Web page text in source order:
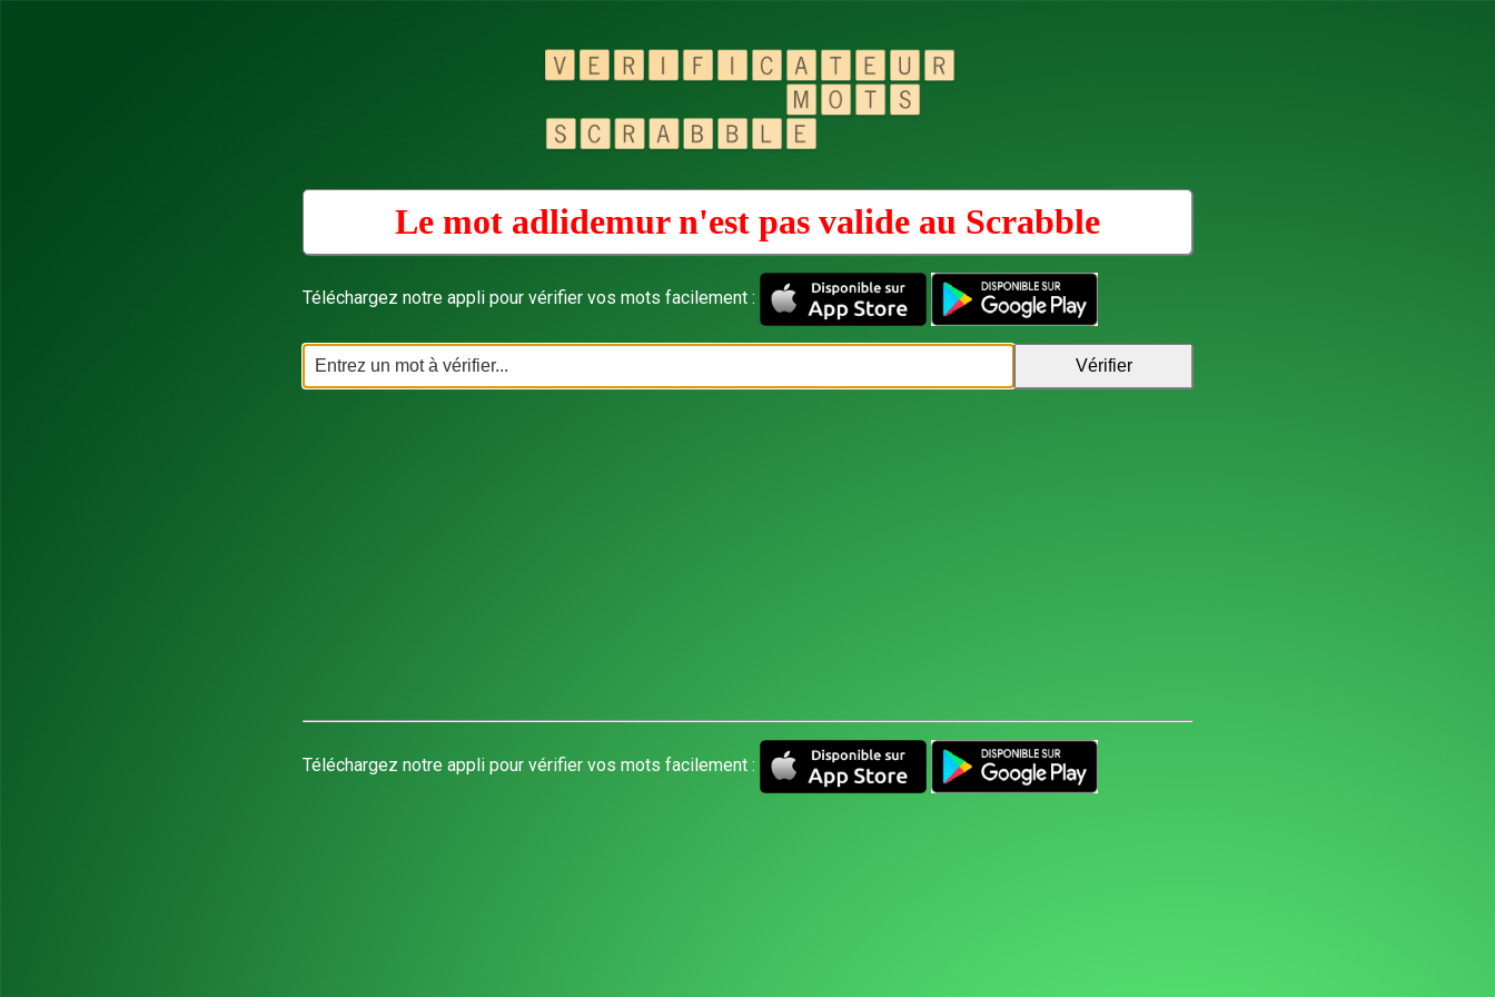
Le mot adlidemur n'est pas valide au Scrabble
Téléchargez notre appli pour vérifier vos mots facilement :
Téléchargez notre appli pour vérifier vos mots facilement :